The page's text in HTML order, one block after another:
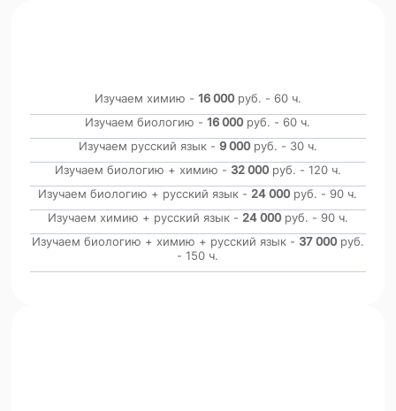
Изучаем химию - 16 000 руб. - 60 ч.
Изучаем биологию -16 000 руб. - 60 ч.
Изучаем русский язык - 9 000 руб. - 30 ч.
Изучаем биологию + химию - 32 000 руб. - 120 ч.
Изучаем биологию + русский язык - 24 000 руб. - 90 ч.
Изучаем химию + русский язык - 24 000 руб. - 90 ч.
Изучаем биологию + химию + русский язык - 37 000 руб.
- 150 ч.